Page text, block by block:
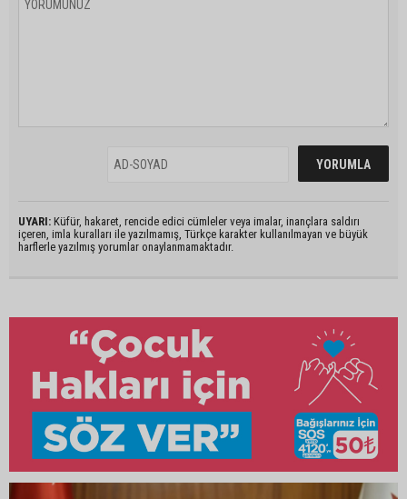
UYARI: Küfür, hakaret, rencide edici cümleler veya imalar, inançlara saldırı
içeren, imla kuralları ile yazılmamış, Türkçe karakter kullanılmayan ve büyük
harflerle yazılmış yorumlar onaylanmamaktadır.